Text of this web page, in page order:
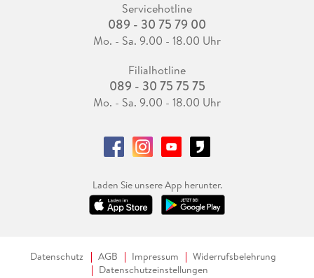
Servicehotline
089 - 30 75 79 00
Mo. - Sa. 9.00 - 18.00 Uhr
Filialhotline
089 - 30 75 75 75
Mo. - Sa. 9.00 - 18.00 Uhr
Laden Sie unsere App herunter.
Datenschutz AGB Impressum
Widerrufsbelehrung
Datenschutzeinstellungen